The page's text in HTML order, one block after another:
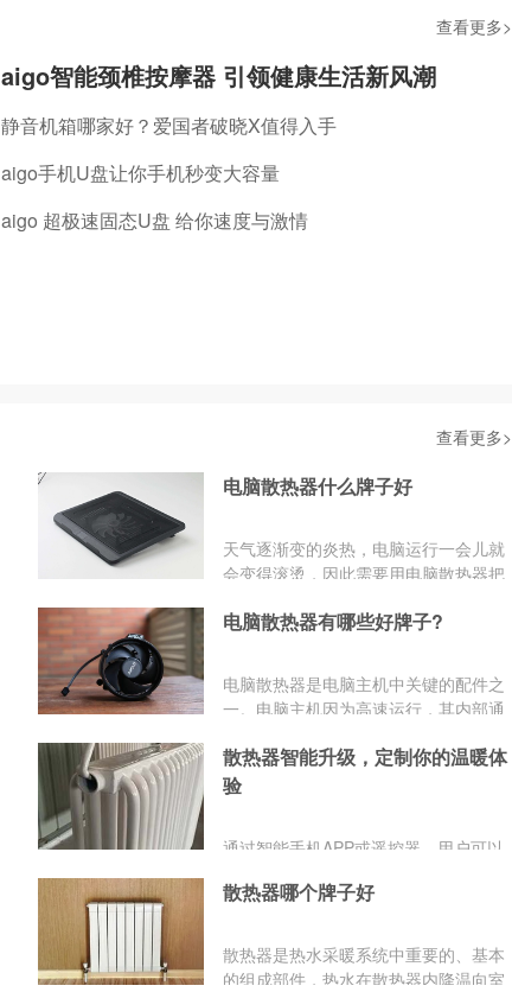
查看更多>
aigo智能颈椎按摩器 引领健康生活新风潮
静音机箱哪家好？爱国者破晓X值得入手
aigo手机U盘让你手机秒变大容量
aigo 超极速固态U盘 给你速度与激情
查看更多>
电脑散热器什么牌子好
天气逐渐变的炎热，电脑运行一会儿就
会变得滚烫，因此需要用电脑散热器把
些牌子?电脑散热器什...
电脑散热器有哪些好牌子?
电脑散热器是电脑主机中关键的配件之
一。电脑主机因为高速运行，其内部通
手，这个时候就需要电脑散热器对主机
内部进行热量排出，保证计算机内部温
散热器智能升级，定制你的温暖体
验
通过智能手机APP或遥控器，用户可以
个性化的温暖需求，让舒适感成为随心
节，更能根据用户的生活习惯学习并自
主调整工作模式。随着环保意识的提
散热器哪个牌子好
散热器是热水采暖系统中重要的、基本
的组成部件，热水在散热器内降温向室